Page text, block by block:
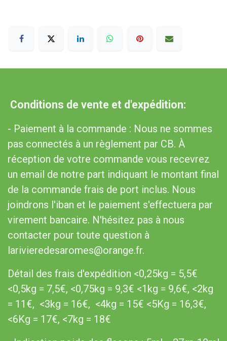
Conditions de vente et d'expédition:
- Paiement à la commande : Nous ne sommes
pas connectés à un règlement par CB. À
réception de votre commande vous recevrez
un email de notre part indiquant le montant final
de la commande frais de port inclus. Nous
joindrons l'iban et le paiement s'effectuera par
virement bancaire. N'hésitez pas à nous
contacter pour toute question à
larivieredesaromes@orange.fr.
Détail des frais d'expédition <0,25kg = 5,5€
<0,5kg = 7,5€, <0,75kg = 9,3€ <1kg = 9,6€, <2kg
= 11€, <3kg = 16€, <4kg = 15€ <5Kg = 16,3€,
<6Kg = 17€, <7kg = 18€